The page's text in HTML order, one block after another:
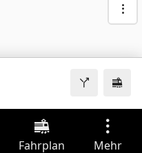
Fahrplan Mehr